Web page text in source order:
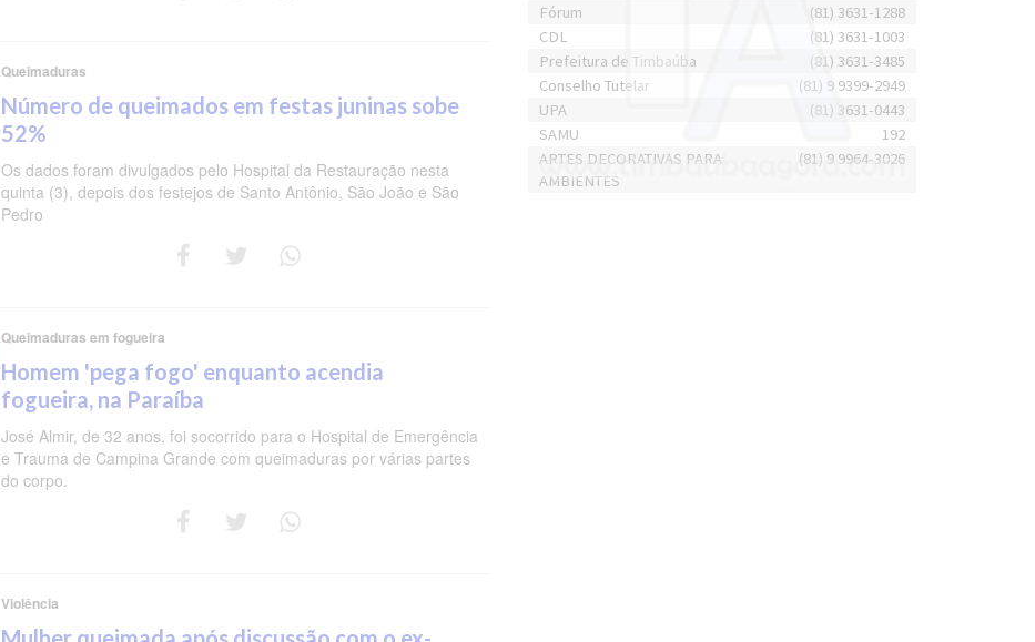
Queimaduras
Número de queimados em festas juninas sobe
52%
Os dados foram divulgados pelo Hospital da Restauração nesta
quinta (3), depois dos festejos de Santo Antônio, São João e São
Pedro
Queimaduras em fogueira
Homem 'pega fogo' enquanto acendia
fogueira, na Paraíba
José Almir, de 32 anos, foi socorrido para o Hospital de Emergência
e Trauma de Campina Grande com queimaduras por várias partes
do corpo.
Violência
Fórum
(81) 3631-1288
CDL
(81) 3631-1003
Prefeitura de Timbaúba
(81) 3631-3485
Conselho Tutelar
(81) 9 9399-2949
UPA
(81) 3631-0443
SAMU
192
ARTES DECORATIVAS PARA
AMBIENTES
(81) 9 9964-3026